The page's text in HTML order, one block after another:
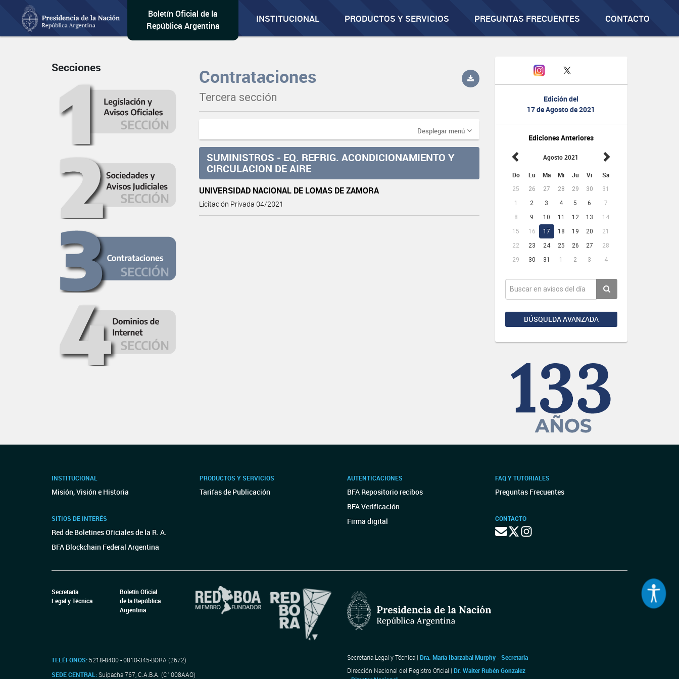
Boletín Oficial de la
República Argentina
INSTITUCIONAL PRODUCTOS Y SERVICIOS PREGUNTAS FRECUENTES CONTACTO
Edición del
17 de Agosto de 2021
Ediciones Anteriores
Agosto 2021
Do Lu Ma Mi Ju Vi Sa
25 26 27 28 29 30
31
1
2 3 4 5 6
7
8
9 10 11 12 13
14
15
16 17 18 19 20
21
22
23 24 25 26 27
28
29
30 31 1 2 3 4
BÚSQUEDA AVANZADA
Secciones Contrataciones
Tercera sección
Desplegar menú
SUMINISTROS - EQ. REFRIG. ACONDICIONAMIENTO Y
CIRCULACION DE AIRE
UNIVERSIDAD NACIONAL DE LOMAS DE ZAMORA
Licitación Privada 04/2021
INSTITUCIONAL
Misión, Visión e Historia
SITIOS DE INTERÉS
Red de Boletines Oficiales de la R. A.
BFA Blockchain Federal Argentina
PRODUCTOS Y SERVICIOS
Tarifas de Publicación
AUTENTICACIONES
BFA Repositorio recibos
BFA Verificación
Firma digital
FAQ Y TUTORIALES
Preguntas Frecuentes
CONTACTO
Secretaría
Legal y Técnica
Boletín Oficial
de la República
Argentina
TELÉFONOS: 5218-8400 - 0810-345-BORA (2672)
SEDE CENTRAL:Suipacha 767, C.A.B.A. (C1008AAO)
Secretaría Legal y Técnica | Dra. María Ibarzabal Murphy - Secretaria
Dirección Nacional del Registro Oficial | Dr. Walter Rubén Gonzalez